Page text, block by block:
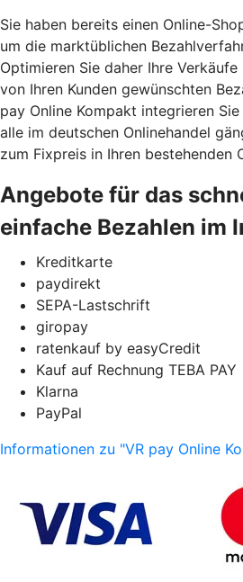
Sie haben bereits einen Online-
um die marktüblichen
Optimieren Sie daher Ihre
von Ihren Kunden gewünschten
pay Online Kompakt integrieren
alle im deutschen Onlinehandel
zum Fixpreis in Ihren bestehenden
Angebote für das
einfache Bezahlen im
Kreditkarte
paydirekt
SEPA-Lastschrift
giropay
ratenkauf by easyCredit
Kauf auf Rechnung TEBA PAY
Klarna
PayPal
Informationen zu "VR pay Online